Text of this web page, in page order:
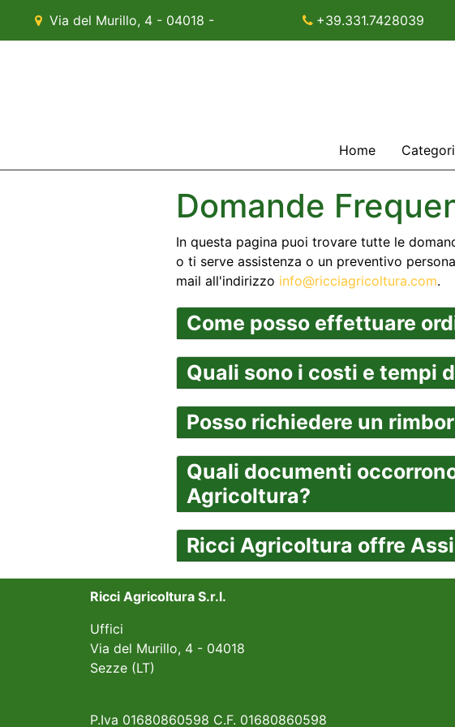
Via del Murillo, 4 - 04018 - +39.331.7428039
Home
Domande
In questa pagina puoi trovare tutte le
o ti serve assistenza o un preventivo
mail all'indirizzo info@ricciagricoltura.com.
Come posso effettuare
Quali sono i costi e tempi
Posso richiedere un
Quali documenti
Agricoltura?
Ricci Agricoltura offre
Ricci Agricoltura S.r.l.
Uffici
Via del Murillo, 4 - 04018
Sezze (LT)
P.Iva 01680860598 C.F. 01680860598